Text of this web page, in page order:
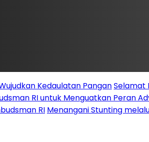
Kedaulatan PanganSelamat
RI untuk Menguatkan Peran
RI Menangani Stunting